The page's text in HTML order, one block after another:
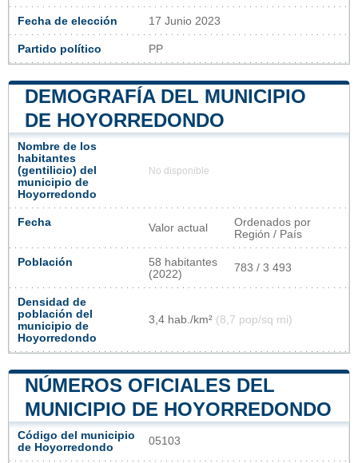
Fecha de elección 17 Junio 2023
Partido político PP
DEMOGRAFÍA DEL MUNICIPIO
DE HOYORREDONDO
Nombre de los
habitantes
(gentilicio) del
municipio de
Hoyorredondo
No disponible
Fecha Valor actual
Ordenados por
Región / País
Población
58 habitantes
(2022)
783 / 3 493
Densidad de
población del
municipio de
Hoyorredondo
3,4 hab./km² (8,7 pop/sq mi)
NÚMEROS OFICIALES DEL
MUNICIPIO DE HOYORREDONDO
Código del municipio
de Hoyorredondo
05103